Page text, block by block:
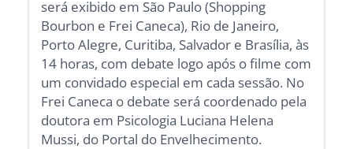
será exibido em São Paulo (Shopping
Bourbon e Frei Caneca), Rio de Janeiro,
Porto Alegre, Curitiba, Salvador e Brasília, às
14 horas, com debate logo após o filme com
um convidado especial em cada sessão. No
Frei Caneca o debate será coordenado pela
doutora em Psicologia Luciana Helena
Mussi, do Portal do Envelhecimento.